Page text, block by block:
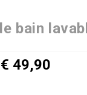
bain
€ 49,90